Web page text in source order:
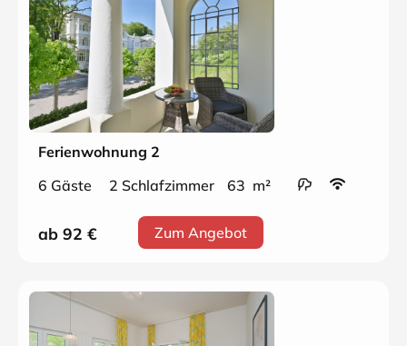
Ferienwohnung 2
6 Gäste
2 Schlafzimmer 63 m²
ab 92 € Zum Angebot